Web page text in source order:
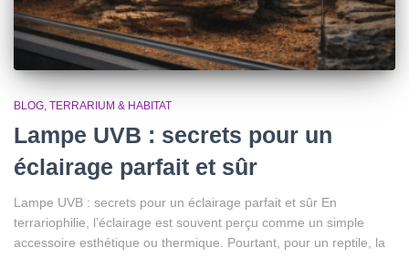
BLOG TERRARIUM & HABITAT
Lampe UVB : secrets pour un
éclairage parfait et sûr
Lampe UVB : secrets pour un éclairage parfait et sûr En
terrariophilie, l’éclairage est souvent perçu comme un simple
accessoire esthétique ou thermique. Pourtant, pour un reptile, la